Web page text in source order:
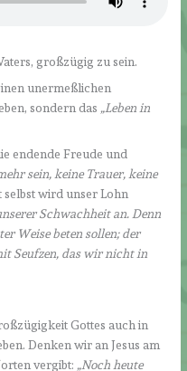
großzügig zu sein.
unermeßlichen
sondern das „Leben in
endende Freude und
sein, keine Trauer, keine
selbst wird unser Lohn
Schwachheit an. Denn
Weise beten sollen; der
Seufzen, das wir nicht in
Gottes auch in
Denken wir an Jesus am
vergibt:„Noch heute